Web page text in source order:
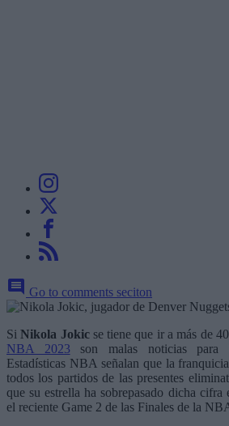
Go to comments seciton
SiNikola Jokicse tiene que ir a más de
NBA 2023 son malas noticias para
Estadísticas NBA señalan que la
todos los partidos de las presentes
que su estrella ha sobrepasado dicha
el reciente Game 2 de las Finales de la